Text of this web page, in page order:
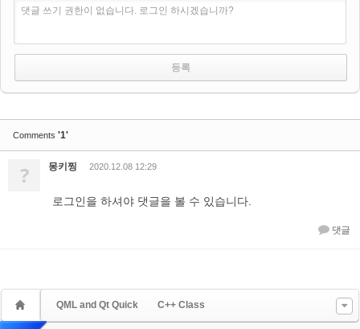
댓글 쓰기 권한이 없습니다. 로그인 하시겠습니까?
Comments '1'
? 몽키찡 2020.12.08 12:29
로그인을 하셔야 댓글을 볼 수 있습니다.
댓글
QML and Qt Quick C++ Class